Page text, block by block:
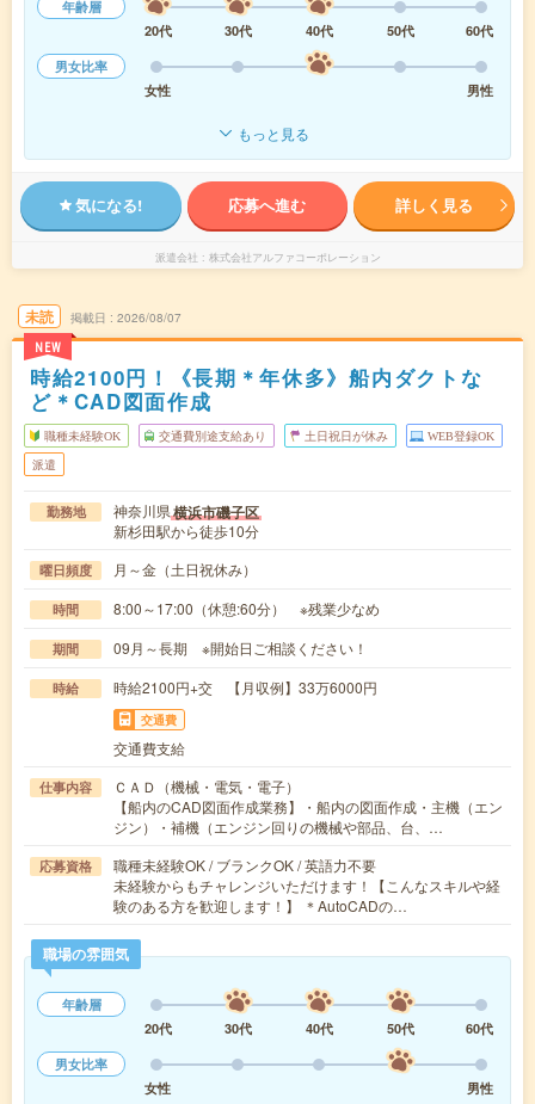
年齢層
20代
30代 40代 50代
60代
男女比率
女性
男性
もっと見る
気になる! 応募へ進む 詳しく見る
派遣会社 株式会社アルファコーポレーション
未読
NEW
掲載日 2026/08/07
時給2100円！《長期＊年休多》船内ダクトな
ど＊CAD図面作成
職種未経験OK 交通費別途支給あり 土日祝日が休み WEB登録OK
派遣
勤務地 神奈川県横浜市磯子区
新杉田駅から徒歩10分
曜日頻度 月～金（土日祝休み）
時間 8:00～17:00（休憩:60分） ※残業少なめ
期間 09月～長期 ※開始日ご相談ください！
時給 時給2100円+交 【月収例】33万6000円
交通費
交通費支給
仕事内容
ＣＡＤ（機械・電気・電子）
【船内のCAD図面作成業務】・船内の図面作成・主機（エン
ジン）・補機（エンジン回りの機械や部品、台、…
応募資格
職種未経験OK / ブランクOK / 英語力不要
未経験からもチャレンジいただけます！【こんなスキルや経
験のある方を歓迎します！】 ＊AutoCADの…
職場の雰囲気
年齢層
20代
30代 40代 50代
60代
男女比率
女性
男性